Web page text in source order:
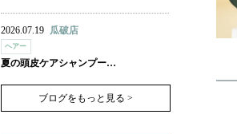
2026.07.19 瓜破店
ヘアー
夏の頭皮ケアシャンプー…
ブログをもっと見る >